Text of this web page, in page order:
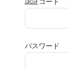
パスワード